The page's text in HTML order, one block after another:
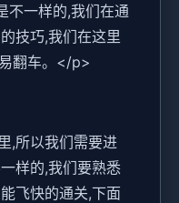
不一样的,我们在通
技巧,我们在这里
翻车。</p>
,所以我们需要进
样的,我们要熟悉
飞快的通关,下面